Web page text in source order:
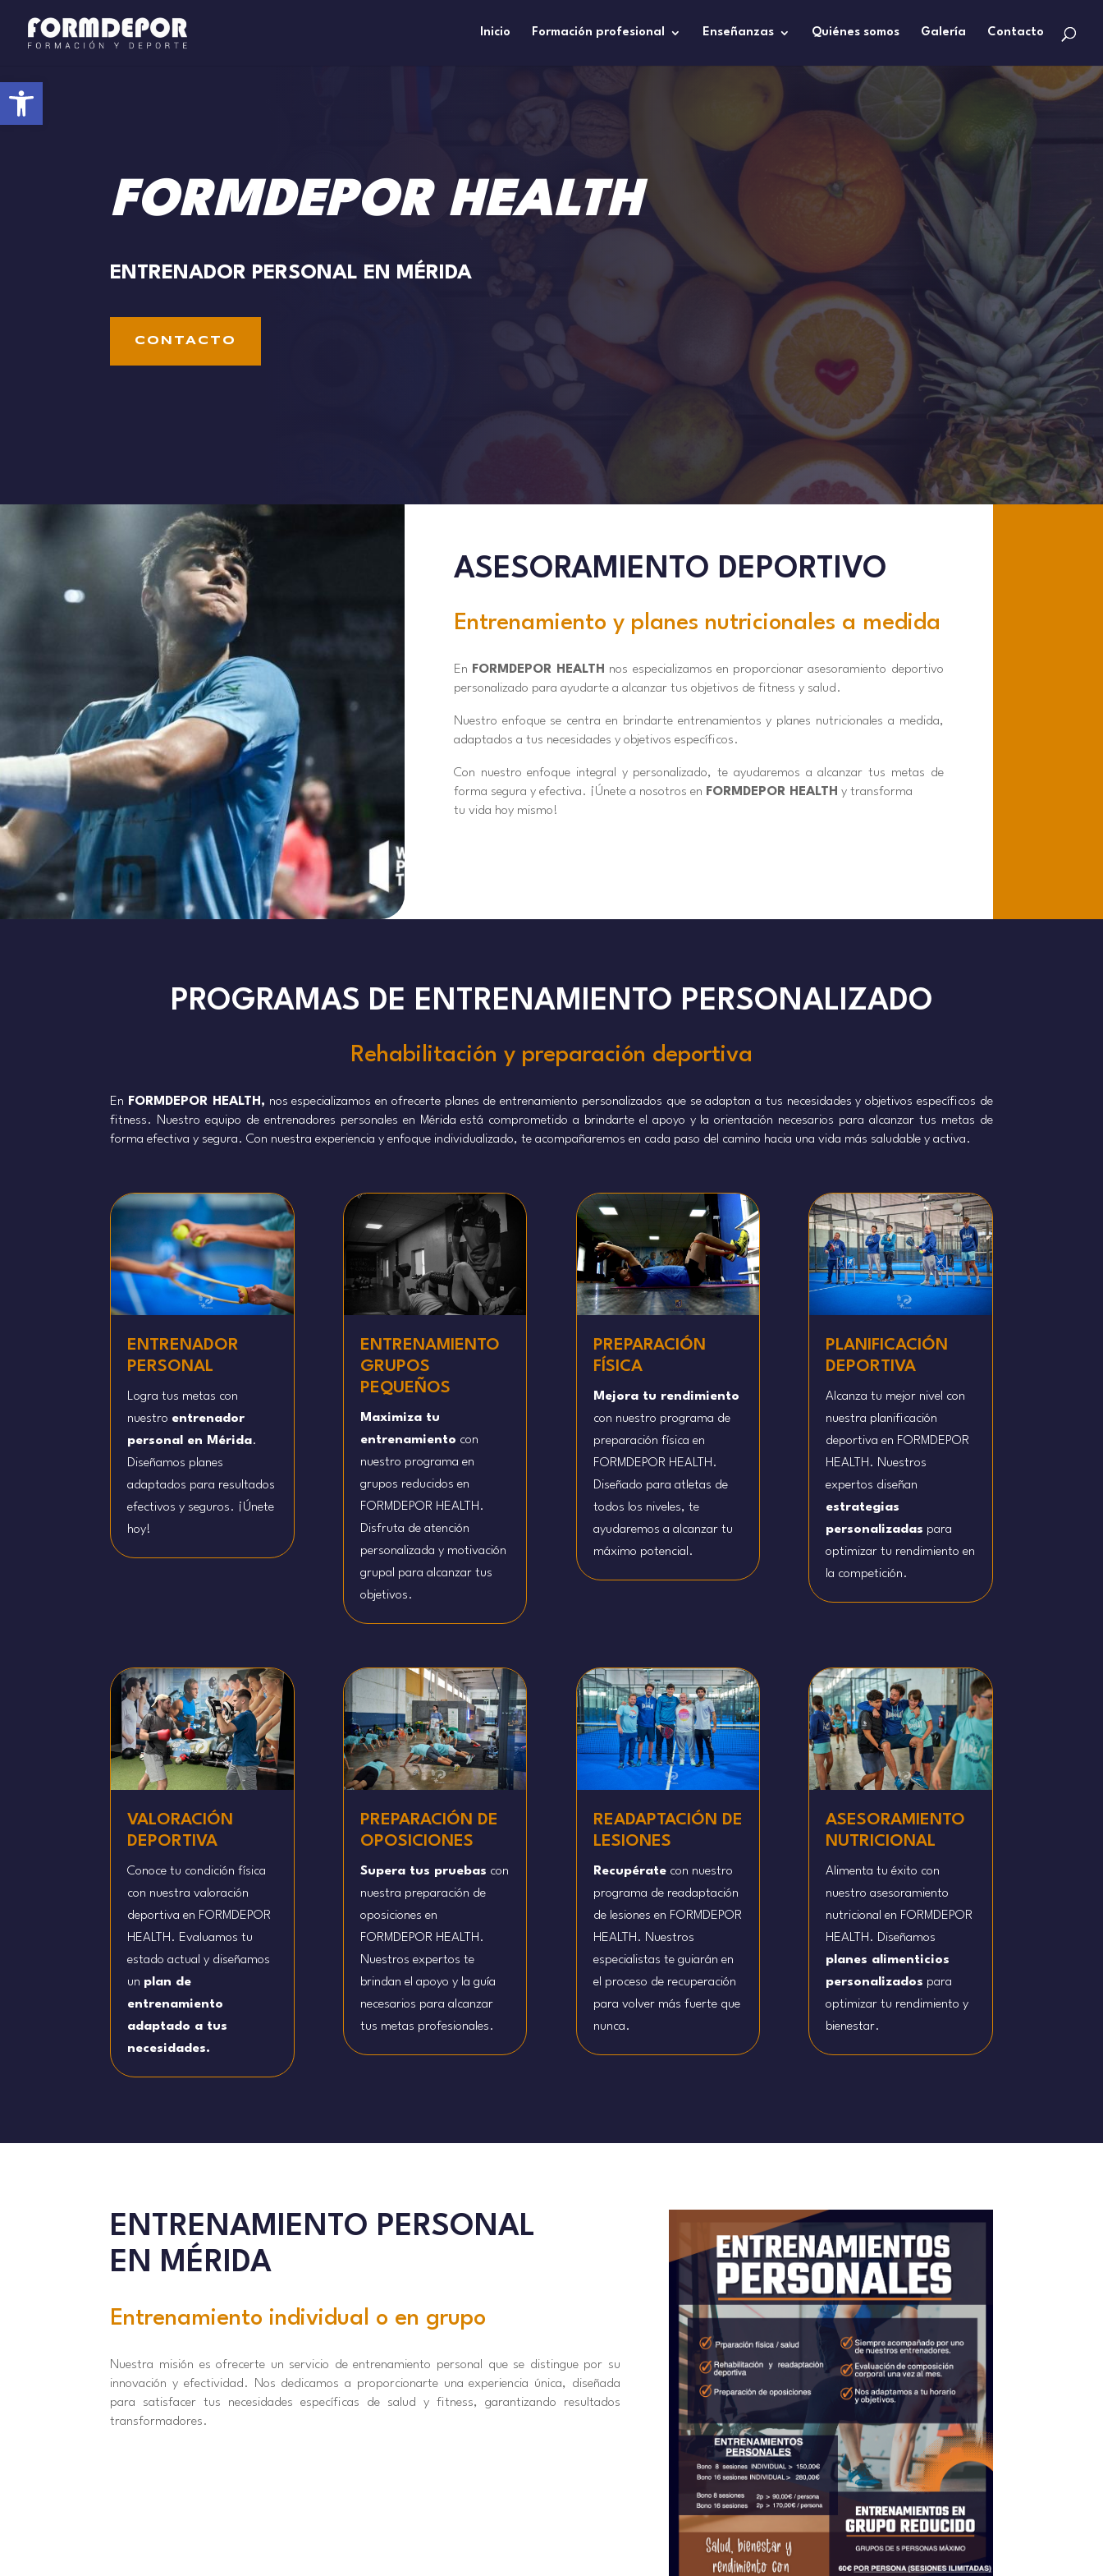
Abrir barra de herramientas
Inicio Formación profesional Enseñanzas Quiénes somos Galería Contacto
FORMDEPOR HEALTH
ENTRENADOR PERSONAL EN MÉRIDA
CONTACTO
ASESORAMIENTO DEPORTIVO
Entrenamiento y planes nutricionales a medida
En FORMDEPOR HEALTH nos especializamos en proporcionar asesoramiento deportivo
personalizado para ayudarte a alcanzar tus objetivos de fitness y salud.
Nuestro enfoque se centra en brindarte entrenamientos y planes nutricionales a medida,
adaptados a tus necesidades y objetivos específicos.
Con nuestro enfoque integral y personalizado, te ayudaremos a alcanzar tus metas de
forma segura y efectiva. ¡Únete a nosotros en FORMDEPOR HEALTH y transforma
tu vida hoy mismo!
PROGRAMAS DE ENTRENAMIENTO PERSONALIZADO
Rehabilitación y preparación deportiva
En FORMDEPOR HEALTH, nos especializamos en ofrecerte planes de entrenamiento personalizados que se adaptan a tus necesidades y objetivos específicos de
fitness. Nuestro equipo de entrenadores personales en Mérida está comprometido a brindarte el apoyo y la orientación necesarios para alcanzar tus metas de
forma efectiva y segura. Con nuestra experiencia y enfoque individualizado, te acompañaremos en cada paso del camino hacia una vida más saludable y activa.
ENTRENADOR
PERSONAL
Logra tus metas con
nuestro entrenador
personal en Mérida.
Diseñamos planes
adaptados para resultados
efectivos y seguros. ¡Únete
hoy!
ENTRENAMIENTO
GRUPOS
PEQUEÑOS
Maximiza tu
entrenamiento con
nuestro programa en
grupos reducidos en
FORMDEPOR HEALTH.
Disfruta de atención
personalizada y motivación
grupal para alcanzar tus
objetivos.
PREPARACIÓN
FÍSICA
Mejora tu rendimiento
con nuestro programa de
preparación física en
FORMDEPOR HEALTH.
Diseñado para atletas de
todos los niveles, te
ayudaremos a alcanzar tu
máximo potencial.
PLANIFICACIÓN
DEPORTIVA
Alcanza tu mejor nivel con
nuestra planificación
deportiva en FORMDEPOR
HEALTH. Nuestros
expertos diseñan
estrategias
personalizadas para
optimizar tu rendimiento en
la competición.
VALORACIÓN
DEPORTIVA
Conoce tu condición física
con nuestra valoración
deportiva en FORMDEPOR
HEALTH. Evaluamos tu
estado actual y diseñamos
un plan de
entrenamiento
adaptado a tus
necesidades.
PREPARACIÓN DE
OPOSICIONES
Supera tus pruebas con
nuestra preparación de
oposiciones en
FORMDEPOR HEALTH.
Nuestros expertos te
brindan el apoyo y la guía
necesarios para alcanzar
tus metas profesionales.
READAPTACIÓN DE
LESIONES
Recupératecon nuestro
programa de readaptación
de lesiones en FORMDEPOR
HEALTH. Nuestros
especialistas te guiarán en
el proceso de recuperación
para volver más fuerte que
nunca.
ASESORAMIENTO
NUTRICIONAL
Alimenta tu éxito con
nuestro asesoramiento
nutricional en FORMDEPOR
HEALTH. Diseñamos
planes alimenticios
personalizados para
optimizar tu rendimiento y
bienestar.
ENTRENAMIENTO PERSONAL
EN MÉRIDA
Entrenamiento individual o en grupo
Nuestra misión es ofrecerte un servicio de entrenamiento personal que se distingue por su
innovación y efectividad. Nos dedicamos a proporcionarte una experiencia única, diseñada
para satisfacer tus necesidades específicas de salud y fitness, garantizando resultados
transformadores.